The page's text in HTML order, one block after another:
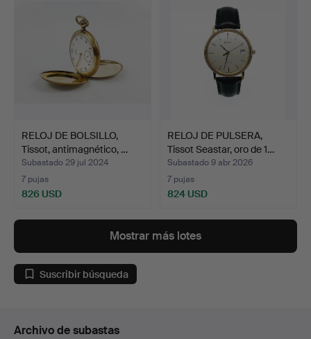
RELOJ DE BOLSILLO,
Tissot, antimagnético, …
Subastado 29 jul 2024
7 pujas
826 USD
RELOJ DE PULSERA,
Tissot Seastar, oro de 1…
Subastado 9 abr 2026
7 pujas
824 USD
Mostrar más lotes
Suscribir búsqueda
Archivo de subastas